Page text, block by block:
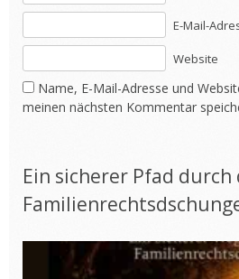
E-Mail-
Website
Name, E-Mail-Adresse und
meinen nächsten Kommentar
Ein sicherer Pfad durch